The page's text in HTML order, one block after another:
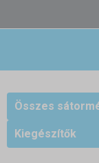
Összes
Kiegészítők